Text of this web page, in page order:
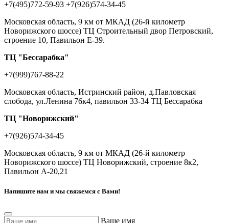
+7(495)772-59-93 +7(926)574-34-45
Московская область, 9 км от МКАД (26-й километр
Новорижского шоссе) ТЦ Строительный двор Петровский,
строение 10, Павильон Е-39.
ТЦ "Бессарабка"
+7(999)767-88-22
Московская область, Истринский район, д.Павловская
слобода, ул.Ленина 76к4, павильон 33-34 ТЦ Бессарабка
ТЦ "Новорижский"
+7(926)574-34-45
Московская область, 9 км от МКАД (26-й километр
Новорижского шоссе) ТЦ Новорижский, строение 8к2,
Павильон А-20,21
Напишите нам и мы свяжемся с Вами!
Ваше имя